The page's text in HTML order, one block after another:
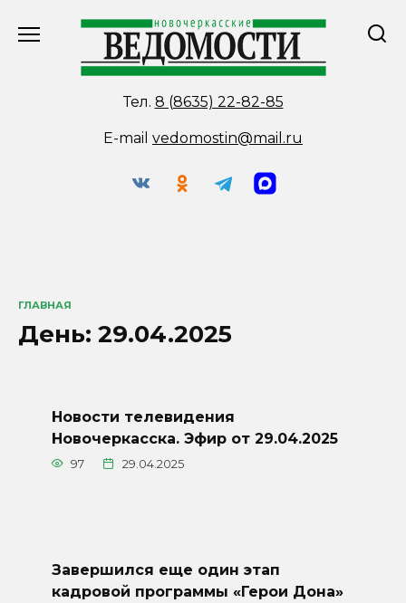
Тел. 8 (8635) 22-82-85
E-mail vedomostin@mail.ru
ГЛАВНАЯ
День: 29.04.2025
Новости телевидения
Новочеркасска. Эфир от 29.04.2025
97 29.04.2025
Завершился еще один этап
кадровой программы «Герои Дона»